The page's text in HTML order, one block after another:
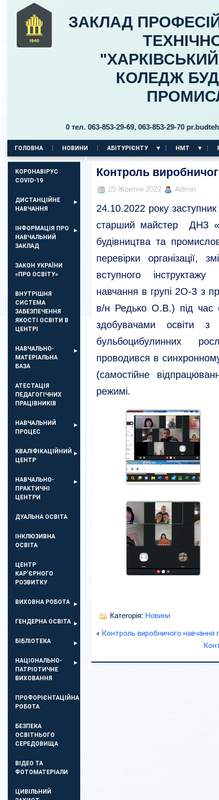
ЗАКЛАД
КОЛЕДЖ
30 тел. 063-853-29-69, 063-853-29-70
ГОЛОВНА НОВИНИ АБІТУРІЄНТУ НМТ
КОРОНАВІРУС
COVID-19
ДИСТАНЦІЙНЕ
НАВЧАННЯ
ІНФОРМАЦІЯ ПРО
НАВЧАЛЬНИЙ
ЗАКЛАД
ЗАКОН УКРАЇНИ
«ПРО ОСВІТУ»
ВНУТРІШНЯ
СИСТЕМА
ЗАБЕЗПЕЧЕННЯ
ЯКОСТІ ОСВІТИ В
ЦЕНТРІ
НАВЧАЛЬНО-
МАТЕРІАЛЬНА
БАЗА
АТЕСТАЦІЯ
ПЕДАГОГІЧНИХ
ПРАЦІВНИКІВ
НАВЧАЛЬНИЙ
ПРОЦЕС
КВАЛІФІКАЦІЙНИЙ
ЦЕНТР
НАВЧАЛЬНО-
ПРАКТИЧНІ
ЦЕНТРИ
ДУАЛЬНА ОСВІТА
ІНКЛЮЗИВНА
ОСВІТА
ЦЕНТР
КАР’ЄРНОГО
РОЗВИТКУ
ВИХОВНА РОБОТА
ГЕНДЕРНА ОСВІТА
БІБЛІОТЕКА
НАЦІОНАЛЬНО-
ПАТРІОТИЧНЕ
ВИХОВАННЯ
ПРОФОРІЄНТАЦІЙНА
РОБОТА
БЕЗПЕКА
ОСВIТНЬОГО
СЕРЕДОВИЩА
ВІДЕО ТА
ФОТОМАТЕРІАЛИ
ЦИВІЛЬНИЙ
Контроль
25 Жовтня 2022 Admin
24.10.2022 року
старший майстер ДНЗ
будівництва та
перевірки організації,
вступного
навчання в групі 2О-3 з
в/н Редько О.В.) під час
здобувачами освіти
бульбоцибулинних
проводився в
(самостійне
режимі.
Категорія: Новини
« Контроль виробничого навчання